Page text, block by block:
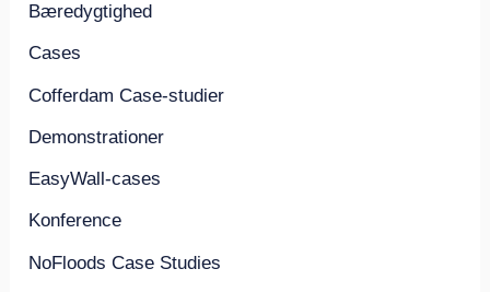
Bæredygtighed
Cases
Cofferdam Case-studier
Demonstrationer
EasyWall-cases
Konference
NoFloods Case Studies